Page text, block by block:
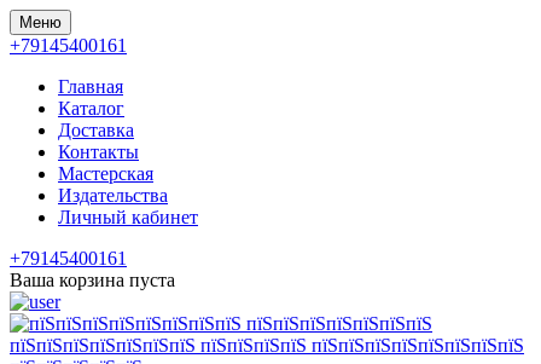
Меню
+79145400161
Главная
Каталог
Доставка
Контакты
Мастерская
Издательства
Личный кабинет
+79145400161
Ваша корзина пуста